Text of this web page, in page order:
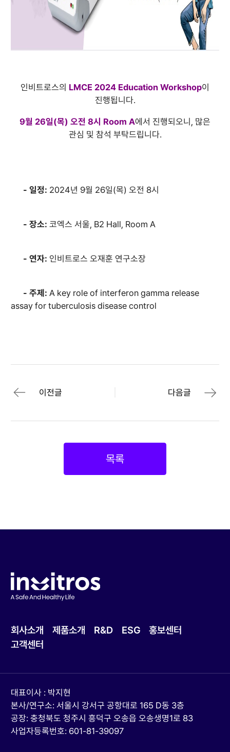
인비트로스의 LMCE 2024 Education Workshop이
진행됩니다.
9월 26일(목) 오전 8시 Room A에서 진행되오니, 많은
관심 및 참석 부탁드립니다.
- 일정: 2024년 9월 26일(목) 오전 8시
- 장소: 코엑스 서울, B2 Hall, Room A
- 연자: 인비트로스 오재훈 연구소장
- 주제: A key role of interferon gamma release
assay for tuberculosis disease control
이전글 다음글
목록
회사소개 제품소개 R&D ESG
홍보센터
고객센터
대표이사 : 박지현
본사/연구소: 서울시 강서구 공항대로 165 D동 3층
공장: 충청북도 청주시 흥덕구 오송읍 오송생명1로 83
사업자등록번호: 601-81-39097